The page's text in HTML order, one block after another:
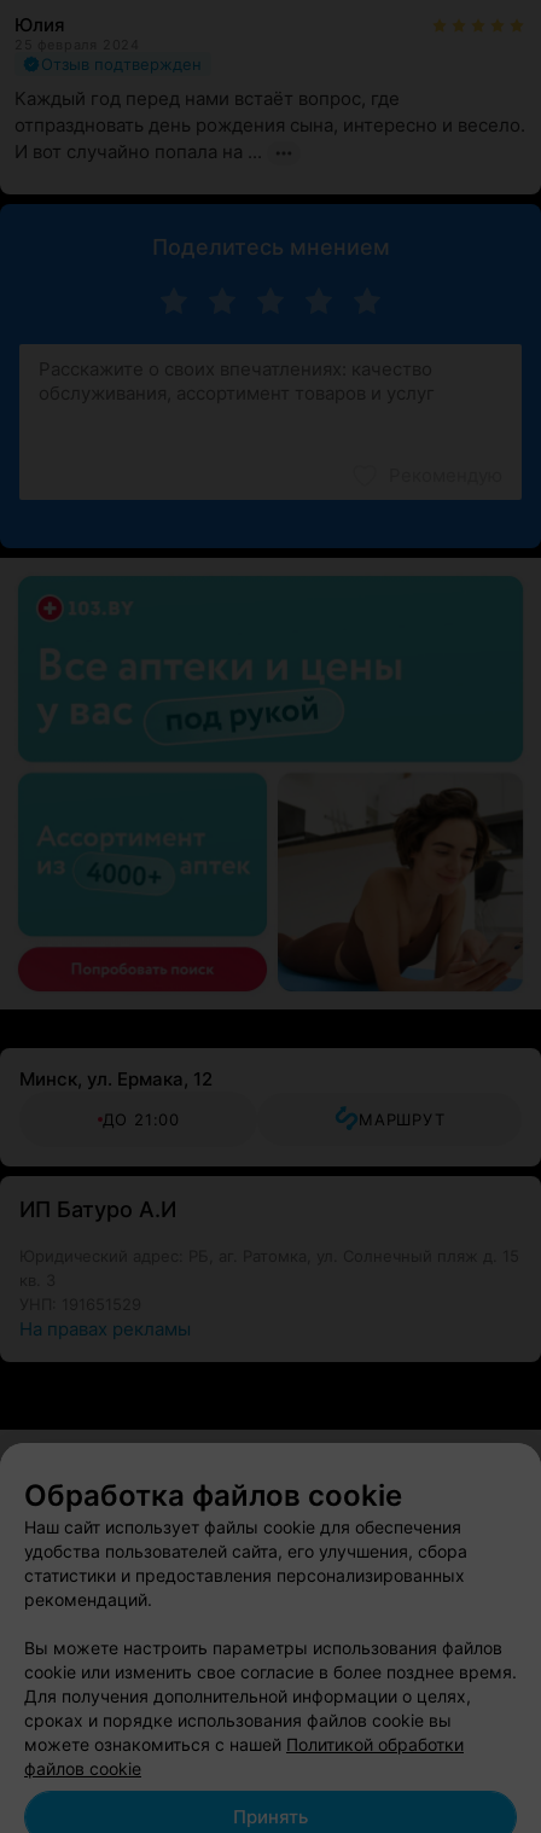
Юлия
Отзыв подтвержден
Каждый год перед нами встаёт вопрос, где
отпраздновать день рождения сына, интересно и весело.
И вот случайно попала на ...
Поделитесь мнением
Минск, ул. Ермака, 12
ДО 21:00 МАРШРУТ
ИП Батуро А.И
На правах рекламы
О проекте Новости проекта
Вакансии
Публичный договор
Способы оплаты
Публичный договор по использованию сервиса
Написать в поддержку
Связаться по вопросам сотрудничества
Написать руководителю relax.by
Обработка персональных данных
Обработка файлов cookie
Наш сайт использует файлы cookie для обеспечения
удобства пользователей сайта, его улучшения, сбора
статистики и предоставления персонализированных
рекомендаций.
Вы можете настроить параметры использования файлов
cookie или изменить свое согласие в более позднее время.
Для получения дополнительной информации о целях,
сроках и порядке использования файлов cookie вы
можете ознакомиться с нашей Политикой обработки
файлов cookie
Принять